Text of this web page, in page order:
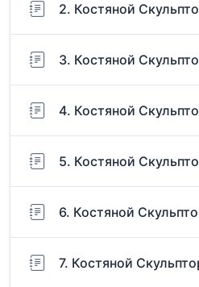
2. Костяной
3. Костяной
4. Костяной
5. Костяной
6. Костяной
7. Костяной